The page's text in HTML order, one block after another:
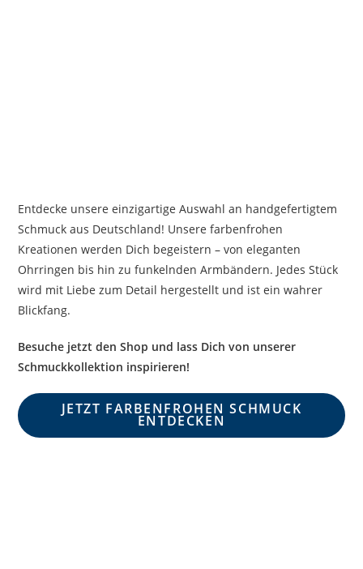
Entdecke unsere einzigartige Auswahl an handgefertigtem
Schmuck aus Deutschland! Unsere farbenfrohen
Kreationen werden Dich begeistern – von eleganten
Ohrringen bis hin zu funkelnden Armbändern. Jedes Stück
wird mit Liebe zum Detail hergestellt und ist ein wahrer
Blickfang.
Besuche jetzt den Shop und lass Dich von unserer
Schmuckkollektion inspirieren!
JETZT FARBENFROHEN SCHMUCK
ENTDECKEN